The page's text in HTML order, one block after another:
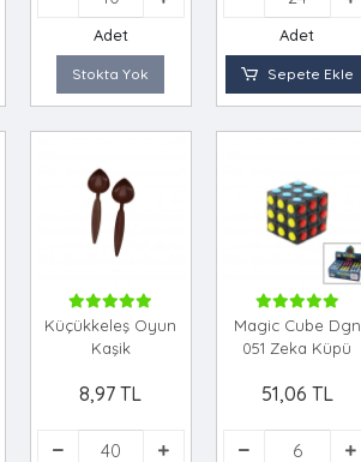
Adet
Stokta Yok
Adet
Sepete Ekle
Küçükkeleş Oyun
Kaşik
8,97 TL
Magic Cube Dgn
051 Zeka Küpü
51,06 TL